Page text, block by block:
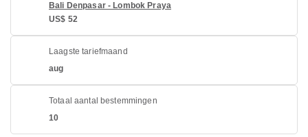
Bali Denpasar - Lombok Praya
US$ 52
Laagste tariefmaand
aug
Totaal aantal bestemmingen
10